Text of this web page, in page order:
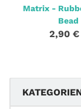
Matrix -
Bead
2,90 €